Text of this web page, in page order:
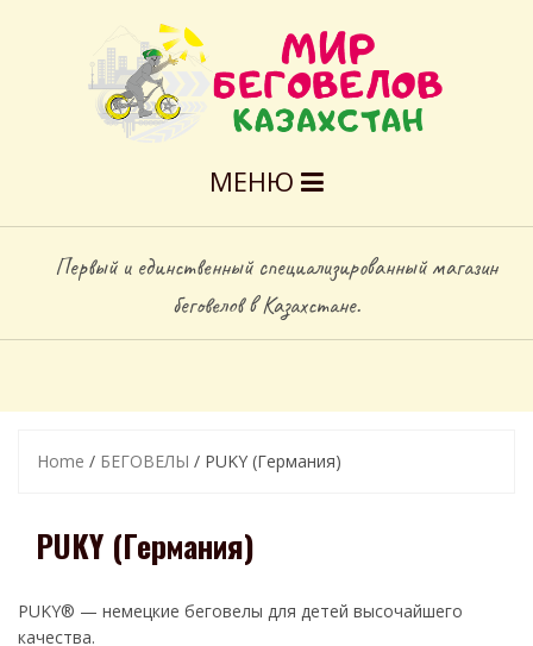
МЕНЮ
Первый и единственный специализированный магазин
беговелов в Казахстане.
Home / БЕГОВЕЛЫ / PUKY (Германия)
PUKY (Германия)
PUKY® — немецкие беговелы для детей высочайшего
качества.